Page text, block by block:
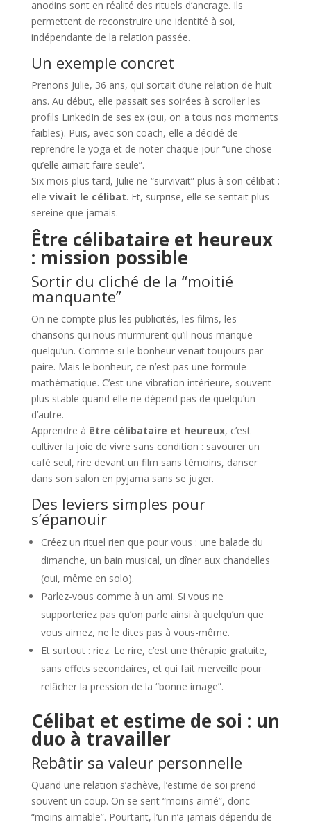
anodins sont en réalité des rituels d’ancrage. Ils
permettent de reconstruire une identité à soi,
indépendante de la relation passée.
Un exemple concret
Prenons Julie, 36 ans, qui sortait d’une relation de huit
ans. Au début, elle passait ses soirées à scroller les
profils LinkedIn de ses ex (oui, on a tous nos moments
faibles). Puis, avec son coach, elle a décidé de
reprendre le yoga et de noter chaque jour “une chose
qu’elle aimait faire seule”.
Six mois plus tard, Julie ne “survivait” plus à son célibat :
elle vivait le célibat. Et, surprise, elle se sentait plus
sereine que jamais.
Être célibataire et heureux
: mission possible
Sortir du cliché de la “moitié
manquante”
On ne compte plus les publicités, les films, les
chansons qui nous murmurent qu’il nous manque
quelqu’un. Comme si le bonheur venait toujours par
paire. Mais le bonheur, ce n’est pas une formule
mathématique. C’est une vibration intérieure, souvent
plus stable quand elle ne dépend pas de quelqu’un
d’autre.
Apprendre à être célibataire et heureux, c’est
cultiver la joie de vivre sans condition : savourer un
café seul, rire devant un film sans témoins, danser
dans son salon en pyjama sans se juger.
Des leviers simples pour
s’épanouir
Créez un rituel rien que pour vous : une balade du
dimanche, un bain musical, un dîner aux chandelles
(oui, même en solo).
Parlez-vous comme à un ami. Si vous ne
supporteriez pas qu’on parle ainsi à quelqu’un que
vous aimez, ne le dites pas à vous-même.
Et surtout : riez. Le rire, c’est une thérapie gratuite,
sans effets secondaires, et qui fait merveille pour
relâcher la pression de la “bonne image”.
Célibat et estime de soi : un
duo à travailler
Rebâtir sa valeur personnelle
Quand une relation s’achève, l’estime de soi prend
souvent un coup. On se sent “moins aimé”, donc
“moins aimable”. Pourtant, l’un n’a jamais dépendu de